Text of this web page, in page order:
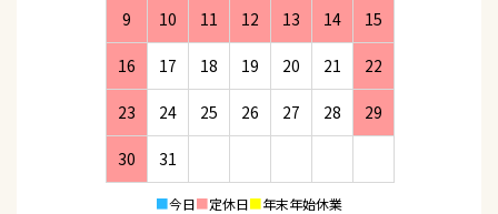
9 10 11 12 13 14 15
16 17 18 19 20 21 22
23 24 25 26 27 28 29
30 31
■今日■定休日■年末年始休業